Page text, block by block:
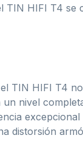
TIN HIFI T4
TIN HIFI T4
nivel
excepcional
distorsión